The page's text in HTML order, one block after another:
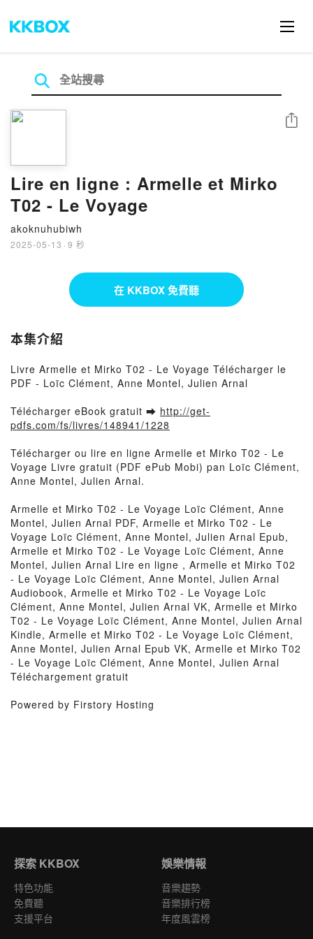
Lire en ligne : Armelle et Mirko
T02 - Le Voyage
akoknuhubiwh
2025-05-13 · 9 秒
分享
在 KKBOX 免費聽
本集介紹
Livre Armelle et Mirko T02 - Le Voyage Télécharger le
PDF - Loïc Clément, Anne Montel, Julien Arnal
Télécharger eBook gratuit ➡ http://get-
pdfs.com/fs/livres/148941/1228
Télécharger ou lire en ligne Armelle et Mirko T02 - Le
Voyage Livre gratuit (PDF ePub Mobi) pan Loïc Clément,
Anne Montel, Julien Arnal.
Armelle et Mirko T02 - Le Voyage Loïc Clément, Anne
Montel, Julien Arnal PDF, Armelle et Mirko T02 - Le
Voyage Loïc Clément, Anne Montel, Julien Arnal Epub,
Armelle et Mirko T02 - Le Voyage Loïc Clément, Anne
Montel, Julien Arnal Lire en ligne , Armelle et Mirko T02
- Le Voyage Loïc Clément, Anne Montel, Julien Arnal
Audiobook, Armelle et Mirko T02 - Le Voyage Loïc
Clément, Anne Montel, Julien Arnal VK, Armelle et Mirko
T02 - Le Voyage Loïc Clément, Anne Montel, Julien Arnal
Kindle, Armelle et Mirko T02 - Le Voyage Loïc Clément,
Anne Montel, Julien Arnal Epub VK, Armelle et Mirko T02
- Le Voyage Loïc Clément, Anne Montel, Julien Arnal
Téléchargement gratuit
Powered by Firstory Hosting
探索 KKBOX
特色功能
免費聽
支援平台
娛樂情報
音樂趨勢
音樂排行榜
年度風雲榜